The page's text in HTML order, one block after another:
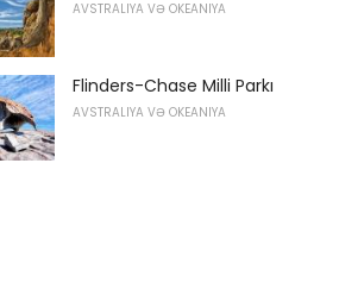
AVSTRALIYA VƏ OKEANIYA
Flinders-Chase Milli Parkı
AVSTRALIYA VƏ OKEANIYA